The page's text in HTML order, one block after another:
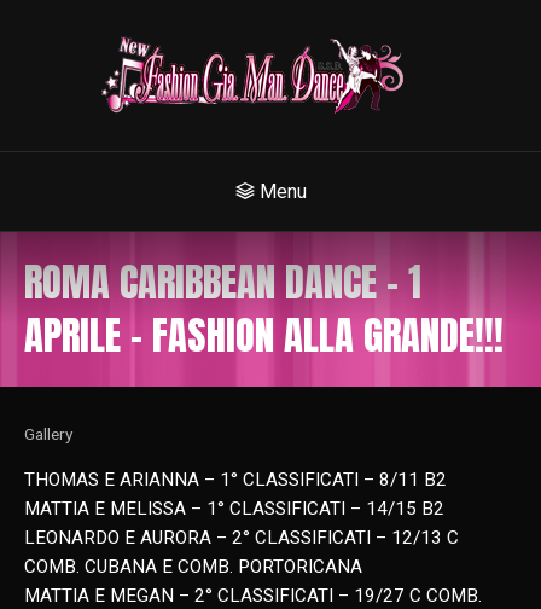
Menu
ROMA CARIBBEAN DANCE – 1
APRILE – FASHION ALLA GRANDE!!!
Gallery
THOMAS E ARIANNA – 1° CLASSIFICATI – 8/11 B2
MATTIA E MELISSA – 1° CLASSIFICATI – 14/15 B2
LEONARDO E AURORA – 2° CLASSIFICATI – 12/13 C
COMB. CUBANA E COMB. PORTORICANA
MATTIA E MEGAN – 2° CLASSIFICATI – 19/27 C COMB.